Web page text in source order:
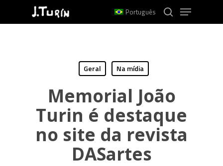
Português
search
Menu
Geral Na mídia
Memorial João
Turin é destaque
no site da revista
DASartes